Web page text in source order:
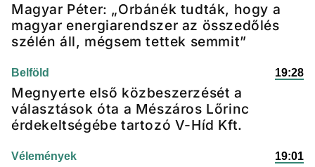
Magyar Péter: „Orbánék tudták, hogy a
magyar energiarendszer az összedőlés
szélén áll, mégsem tettek semmit”
Belföld 19:28
Megnyerte első közbeszerzését a
választások óta a Mészáros Lőrinc
érdekeltségébe tartozó V-Híd Kft.
Vélemények 19:01